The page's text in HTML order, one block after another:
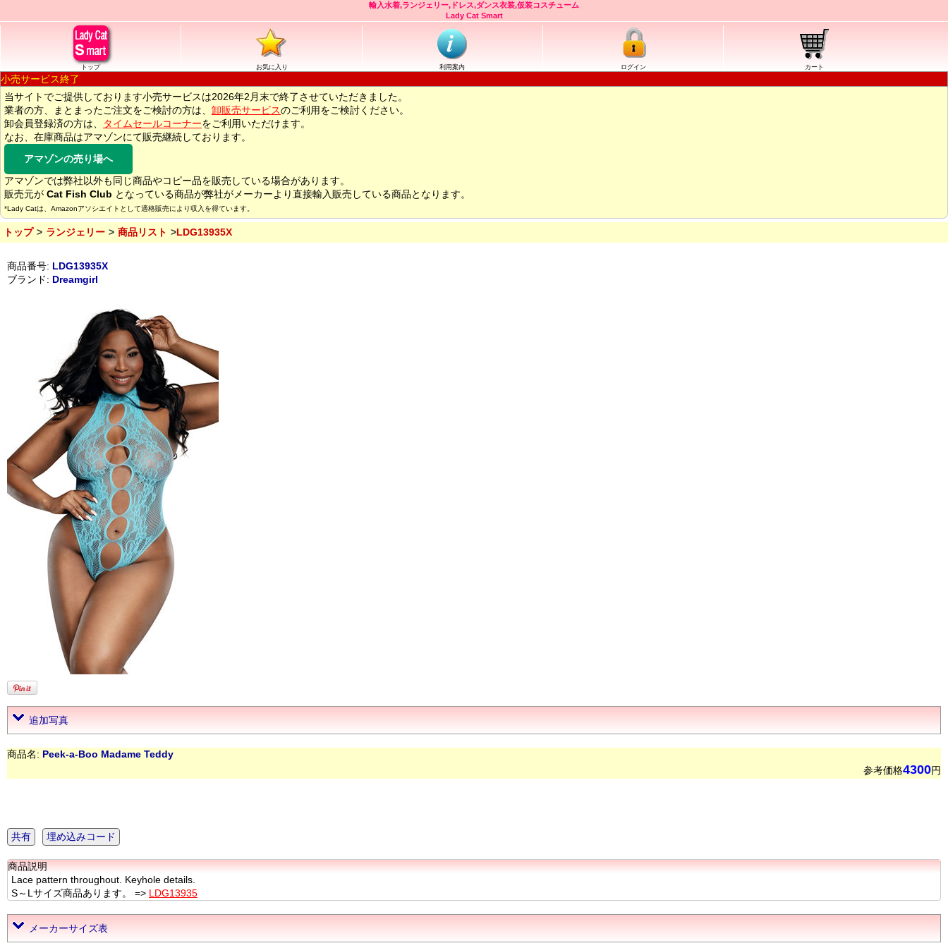
輸入水着,ランジェリー,ドレス,ダンス衣装,仮装コスチューム
Lady Cat Smart
トップ お気に入り 利用案内 ログイン カート
小売サービス終了
当サイトでご提供しております小売サービスは2026年2月末で終了させていただきました。
業者の方、まとまったご注文をご検討の方は、 卸販売サービスのご利用をご検討ください。
卸会員登録済の方は、
タイムセールコーナーをご利用いただけます。
なお、在庫商品はアマゾンにて販売継続しております。
アマゾンの売り場へ
アマゾンでは弊社以外も同じ商品やコピー品を販売している場合があります。
販売元が Cat Fish Club となっている商品が弊社がメーカーより直接輸入販売している商品となります。
*Lady Catは、Amazonアソシエイトとして適格販売により収入を得ています。
トップ ランジェリー 商品リスト LDG13935X
商品番号: LDG13935X
ブランド: Dreamgirl
追加写真
商品名: Peek-a-Boo Madame Teddy
参考価格4300円
共有 埋め込みコード
商品説明
Lace pattern throughout. Keyhole details.
S～Lサイズ商品あります。 => LDG13935
メーカーサイズ表